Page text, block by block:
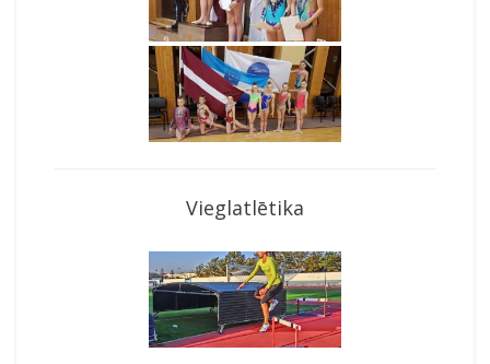
Vieglatlētika